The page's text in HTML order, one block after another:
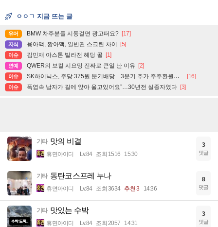
ㅇㅇㄱ 지금 뜨는 글
유머 BMW 차주분들 시동걸면 광고떠요? [17]
지식 용아맥, 짭아맥, 일반관 스크린 차이 [5]
이슈 김민재 아스톤 빌라전 헤딩 골 [1]
연예 QWER의 보컬 시요밍 진짜로 큰일 난 이유 [2]
이슈 SK하이닉스, 주당 375원 분기배당…3분기 추가 주주환원도 예고 [16]
이슈 폭염속 남자가 길에 앉아 울고있어요”…30년전 실종자였다 [3]
기타 맛의 비결
휴면아이디 Lv.84 조회 1516 15:30
3
댓글
기타 동탄코스프레 누나
휴면아이디 Lv.84 조회 3634 추천 3 14:36
8
댓글
기타 맛있는 수박
휴면아이디 Lv.84 조회 2057 14:31
3
댓글